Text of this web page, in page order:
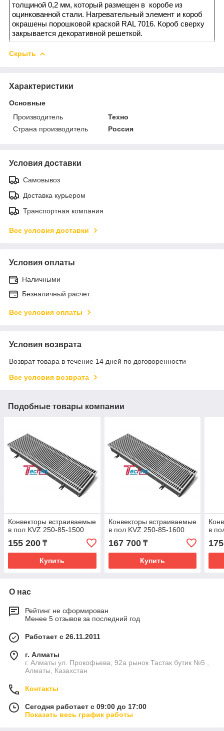
толщиной 0,2 мм, который размещен в коробе из
оцинкованной стали. Нагревательный элемент и короб
окрашены порошковой краской RAL 7016. Короб сверху
закрывается декоративной решеткой.
Скрыть
Характеристики
Основные
Производитель
Техно
Страна производитель
Россия
Условия доставки
Самовывоз
Доставка курьером
Транспортная компания
Все условия доставки
Условия оплаты
Наличными
Безналичный расчет
Все условия оплаты
Условия возврата
Возврат товара в течение 14 дней по договоренности
Все условия возврата
Подобные товары компании
Конвекторы встраиваемые
в пол KVZ 250-85-1500
155 200 ₸
Купить
Конвекторы встраиваемые
в пол KVZ 250-85-1600
167 700₸
Купить
в
О нас
Рейтинг не сформирован
Менее 5 отзывов за последний год
Работает с 26.11.2011
г. Алматы
г. Алматы ул. Прокофьева, 92а рынок Тастак бутик №5 ,
Алматы, Казахстан
Контакты
Сегодня работает с 09:00 до 17:00
Показать весь график работы